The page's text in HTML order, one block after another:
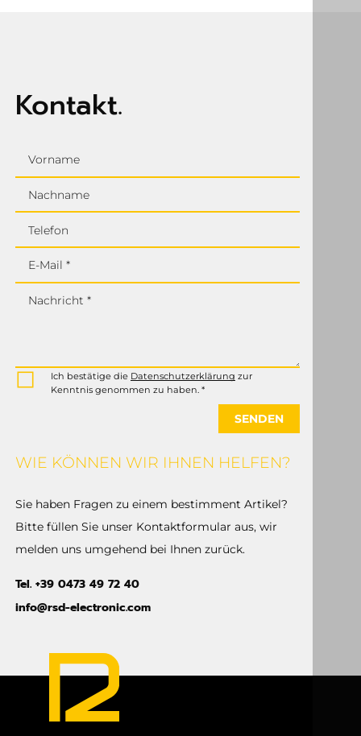
Kontakt.
Vorname
Nachname
Telefon
E-Mail *
Nachricht *
Ich bestätige die Datenschutzerklärung zur
Kenntnis genommen zu haben. *
SENDEN
WIE KÖNNEN WIR IHNEN HELFEN?
Sie haben Fragen zu einem bestimment Artikel?
Bitte füllen Sie unser Kontaktformular aus, wir
melden uns umgehend bei Ihnen zurück.
Tel. +39 0473 49 72 40
info@rsd-electronic.com